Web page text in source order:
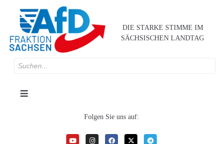
DIE STARKE STIMME IM
SÄCHSISCHEN LANDTAG
Folgen Sie uns auf: